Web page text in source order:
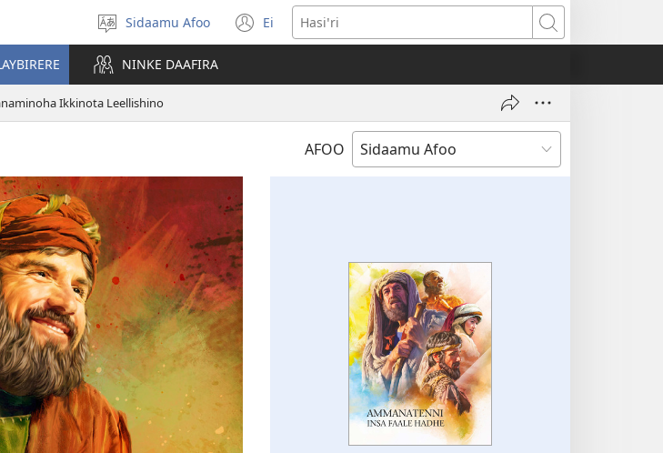
Afoo
doodhi
Sidaamu Afoo Ei
(opens
new
Hasiꞌri
NINKE DAAFIRA
Ikkinota Leellishino
AFOO